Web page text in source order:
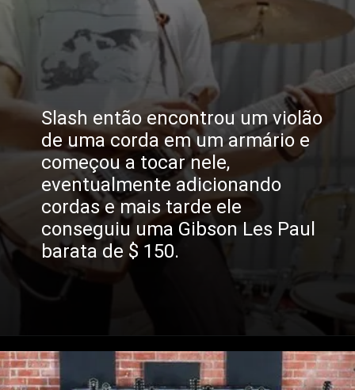
Slash então encontrou um violão
de uma corda em um armário e
começou a tocar nele,
eventualmente adicionando
cordas e mais tarde ele
conseguiu uma Gibson Les Paul
barata de $ 150.